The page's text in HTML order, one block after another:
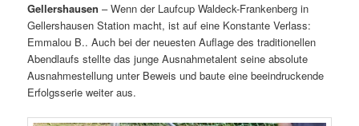
Gellershausen – Wenn der Laufcup Waldeck-Frankenberg in
Gellershausen Station macht, ist auf eine Konstante Verlass:
Emmalou B.. Auch bei der neuesten Auflage des traditionellen
Abendlaufs stellte das junge Ausnahmetalent seine absolute
Ausnahmestellung unter Beweis und baute eine beeindruckende
Erfolgsserie weiter aus.